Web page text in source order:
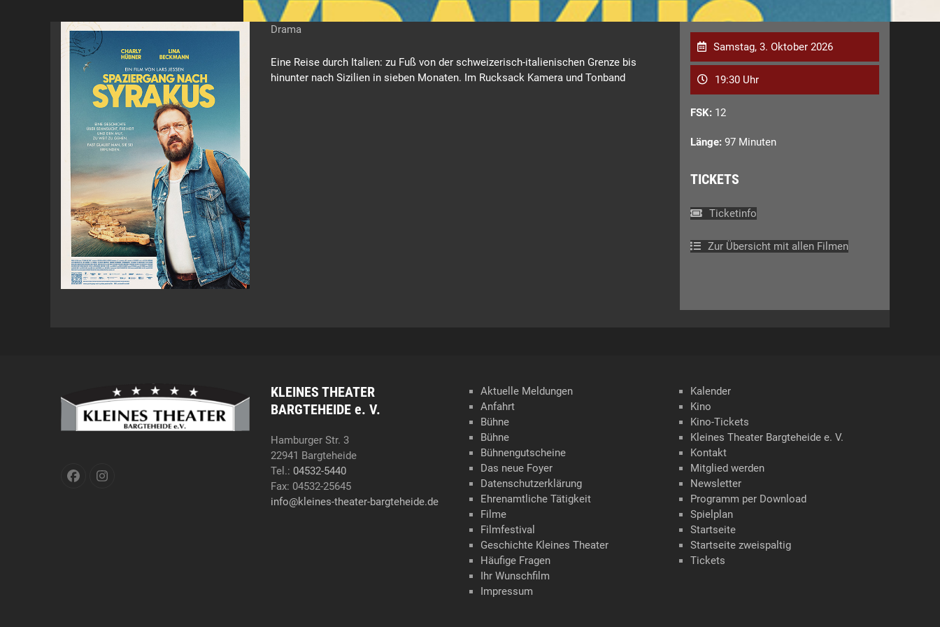
Drama
Eine Reise durch Italien: zu Fuß von der schweizerisch-italienischen Grenze bis
hinunter nach Sizilien in sieben Monaten. Im Rucksack Kamera und Tonband
Samstag, 3. Oktober 2026
19:30 Uhr
FSK: 12
Länge: 97 Minuten
TICKETS
Ticketinfo
Zur Übersicht mit allen Filmen
FacebookInstagram
KLEINES THEATER
BARGTEHEIDE e. V.
Hamburger Str. 3
22941 Bargteheide
Tel.: 04532-5440
Fax: 04532-25645
info@kleines-theater-bargteheide.de
Aktuelle Meldungen
Anfahrt
Bühne
Bühne
Bühnengutscheine
Das neue Foyer
Datenschutzerklärung
Ehrenamtliche Tätigkeit
Filme
Filmfestival
Geschichte Kleines Theater
Häufige Fragen
Ihr Wunschfilm
Impressum
Kalender
Kino
Kino-Tickets
Kleines Theater Bargteheide e. V.
Kontakt
Mitglied werden
Newsletter
Programm per Download
Spielplan
Startseite
Startseite zweispaltig
Tickets